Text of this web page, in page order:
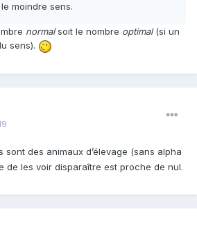
moindre sens.
normalsoit le nombre optimal(si un
sens).
sont des animaux d’élevage (sans alpha
de les voir disparaître est proche de nul.